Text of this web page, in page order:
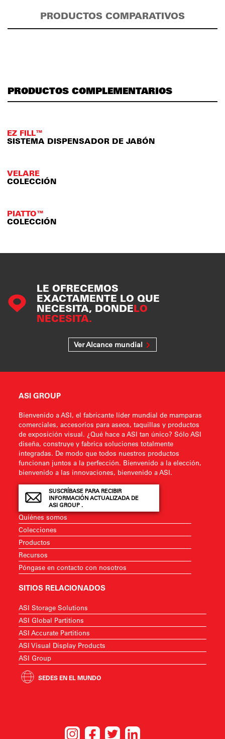
PRODUCTOS COMPARATIVOS
PRODUCTOS COMPLEMENTARIOS
EZ FILL™
SISTEMA DISPENSADOR DE JABÓN
VELARE
COLECCIÓN
PIATTO™
COLECCIÓN
LE OFRECEMOS
EXACTAMENTE LO QUE
NECESITA, DONDELO
NECESITA.
Ver Alcance mundial
ASI GROUP
Bienvenido a ASI, el fabricante líder mundial de mamparas
comerciales, accesorios para aseos, taquillas y productos
de exposición visual. ¿Qué hace a ASI tan único? Sólo ASI
diseña, construye y fabrica soluciones totalmente
integradas. De modo que todos nuestros productos
funcionan juntos a la perfección. Bienvenido a la elección,
bienvenido a las innovaciones, bienvenido a ASI.
SUSCRÍBASE PARA RECIBIR
INFORMACIÓN ACTUALIZADA DE
ASI GROUP .
Quiénes somos
Colecciones
Productos
Recursos
Póngase en contacto con nosotros
SITIOS RELACIONADOS
ASI Storage Solutions
ASI Global Partitions
ASI Accurate Partitions
ASI Visual Display Products
ASI Group
SEDES EN EL MUNDO